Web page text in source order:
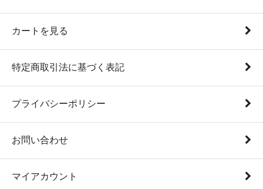
カートを見る
特定商取引法に基づく表記
プライバシーポリシー
お問い合わせ
マイアカウント